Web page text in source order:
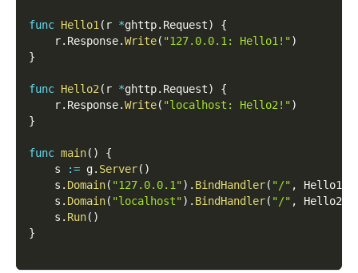
func Hello1 ( r *ghttp. Request)
{
    r
. Response.Write( "127.0.0.1: Hello1!")
}
func Hello2 ( r *ghttp. Request)
{
    r
. Response.Write( "localhost: Hello2!")
}
func main( )
{
    s
:= g. Server( )
    s
. Domain( "127.0.0.1") . BindHandler( "/" , Hello1
    s
. Domain( "localhost") . BindHandler( "/" , Hello2
    s
. Run( )
}